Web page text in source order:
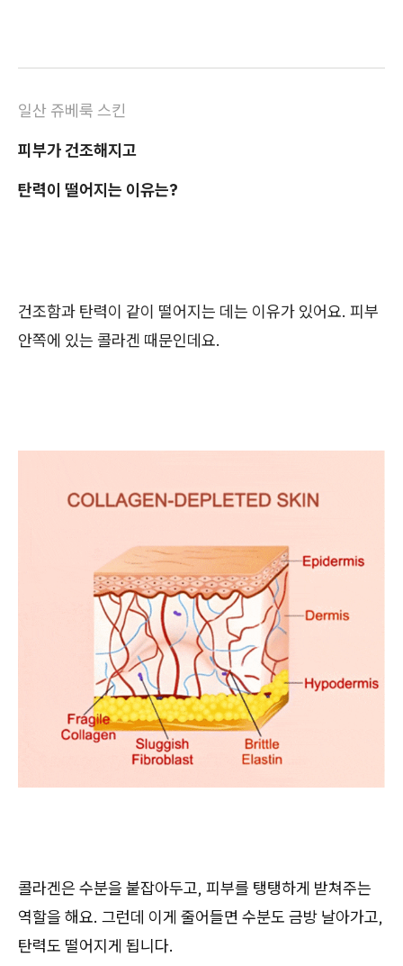
일산 쥬베룩 스킨
피부가 건조해지고
탄력이 떨어지는 이유는?
건조함과 탄력이 같이 떨어지는 데는 이유가 있어요. 피부
안쪽에 있는 콜라겐 때문인데요.
콜라겐은 수분을 붙잡아두고, 피부를 탱탱하게 받쳐주는
역할을 해요. 그런데 이게 줄어들면 수분도 금방 날아가고,
탄력도 떨어지게 됩니다.